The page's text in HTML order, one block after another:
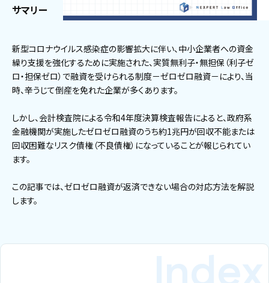
サマリー
新型コロナウイルス感染症の影響拡大に伴い、中小企業者への資金
繰り支援を強化するために実施された、実質無利子・無担保（利子ゼ
ロ・担保ゼロ）で融資を受けられる制度－ゼロゼロ融資－により、当
時、辛うじて倒産を免れた企業が多くあります。
しかし、会計検査院による令和4年度決算検査報告によると、政府系
金融機関が実施したゼロゼロ融資のうち約1兆円が回収不能または
回収困難なリスク債権（不良債権）になっていることが報じられてい
ます。
この記事では、ゼロゼロ融資が返済できない場合の対応方法を解説
します。